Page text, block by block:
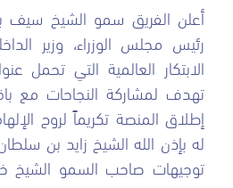
أعلن الفريق سمو الشيخ سيف
رئيس مجلس الوزراء، وزير
الابتكار العالمية التي تحمل
تهدف لمشاركة النجاحات مع
إطلاق المنصة تكريماً لروح
له بإذن الله الشيخ زايد بن
توجيهات صاحب السمو الشيخ